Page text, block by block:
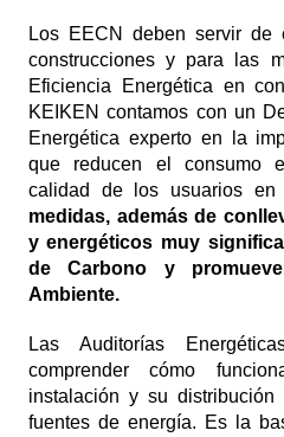
Los EECN deben servir de
construcciones y para las
Eficiencia Energética en
KEIKEN contamos con un
Energética experto en la
que reducen el consumo
calidad de los usuarios en
medidas, además de
y energéticos muy
de Carbono y
Ambiente.
Las Auditorías
comprender cómo
instalación y su
fuentes de energía. Es la